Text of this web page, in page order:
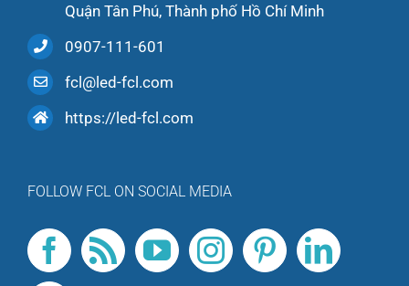
Quận Tân Phú, Thành phố Hồ Chí Minh
0907-111-601
fcl@led-fcl.com
https://led-fcl.com
FOLLOW FCL ON SOCIAL MEDIA